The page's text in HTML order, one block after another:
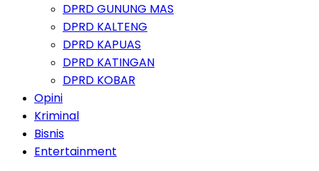
DPRD GUNUNG MAS
DPRD KALTENG
DPRD KAPUAS
DPRD KATINGAN
DPRD KOBAR
Opini
Kriminal
Bisnis
Entertainment